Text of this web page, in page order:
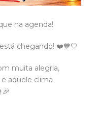
na agenda!
chegando! ❤️💙🤍
muita alegria,
aquele clima